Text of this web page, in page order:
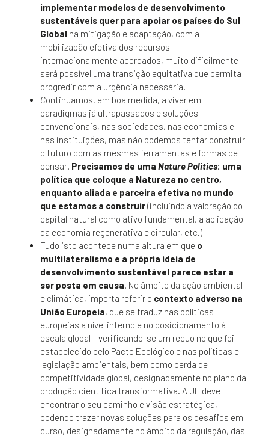
implementar modelos de desenvolvimento
sustentáveis quer para apoiar os países do Sul
Global na mitigação e adaptação, com a
mobilização efetiva dos recursos
internacionalmente acordados, muito dificilmente
será possível uma transição equitativa que permita
progredir com a urgência necessária.
Continuamos, em boa medida, a viver em
paradigmas já ultrapassados e soluções
convencionais, nas sociedades, nas economias e
nas instituições, mas não podemos tentar construir
o futuro com as mesmas ferramentas e formas de
pensar. Precisamos de uma Nature Politics: uma
política que coloque a Natureza no centro,
enquanto aliada e parceira efetiva no mundo
que estamos a construir(incluindo a valoração do
capital natural como ativo fundamental, a aplicação
da economia regenerativa e circular, etc.)
Tudo isto acontece numa altura em que o
multilateralismo e a própria ideia de
desenvolvimento sustentável parece estar a
ser posta em causa. No âmbito da ação ambiental
e climática, importa referir o contexto adverso na
União Europeia, que se traduz nas políticas
europeias a nível interno e no posicionamento à
escala global – verificando-se um recuo no que foi
estabelecido pelo Pacto Ecológico e nas políticas e
legislação ambientais, bem como perda de
competitividade global, designadamente no plano da
produção científica transformativa. A UE deve
encontrar o seu caminho e visão estratégica,
podendo trazer novas soluções para os desafios em
curso, designadamente no âmbito da regulação, das